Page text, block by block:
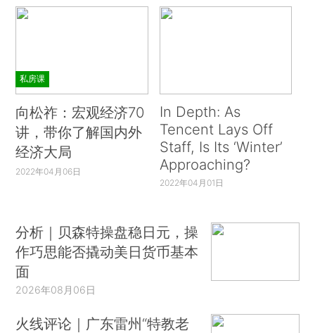
私房课
向松祚：宏观经济70
讲，带你了解国内外
经济大局
2022年04月06日
In Depth: As
Tencent Lays Off
Staff, Is Its ‘Winter’
Approaching?
2022年04月01日
分析｜贝森特操盘稳日元，操
作巧思能否撬动美日货币基本
面
2026年08月06日
火线评论｜广东雷州“特教老